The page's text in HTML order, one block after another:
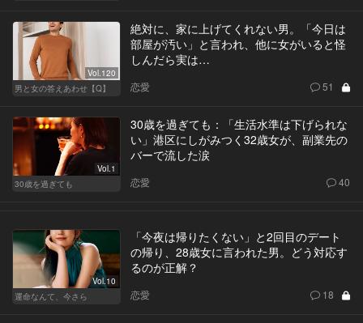
Vol.120
男と女の答えあわせ【Q】
絶対に、家に上げてくれない男。「今日は
部屋が汚い」と言われ、他に女がいると怪
しんだら実は…
恋愛 51
Vol.1
30歳を過ぎても
30歳を過ぎても：「生活水準は下げられな
い」港区にしがみつく32歳女が、副業先の
バーで流した涙
恋愛 40
Vol.10
運命なんて、今さら
「今夜は帰りたくない」と2回目のデート
の帰り、28歳女に言われた男。どう対応す
るのが正解？
恋愛 18